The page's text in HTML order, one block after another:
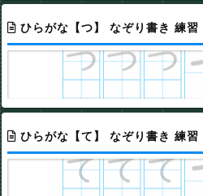
ひらがな【つ】 なぞり書き 練習
ひらがな【て】 なぞり書き 練習